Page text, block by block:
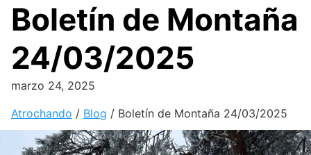
Boletín de Montaña
24/03/2025
marzo 24, 2025
Atrochando / Blog / Boletín de Montaña 24/03/2025